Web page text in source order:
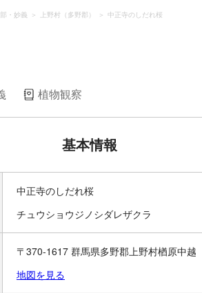
・妙義 上野村（多野郡） 中正寺のしだれ桜
植物観察
基本情報
中正寺のしだれ桜
チュウショウジノシダレザクラ
〒370-1617 群馬県多野郡上野村楢原中越
地図を見る